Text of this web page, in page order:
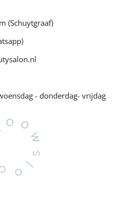
(Schuytgraaf)
- donderdag- vrijdag